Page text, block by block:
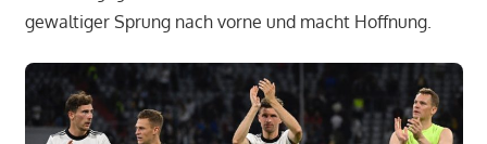
gewaltiger Sprung nach vorne und macht Hoffnung.